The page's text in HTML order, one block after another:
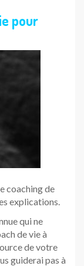
pour
coaching de
explications.
qui ne
de vie à
de votre
guiderai pas à